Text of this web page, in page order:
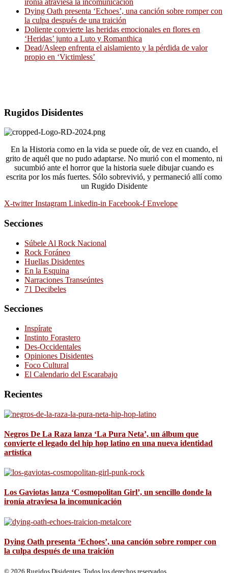
Dying Oath presenta ‘Echoes’, una canción sobre romper con
la culpa después de una traición
Doliente convierte las heridas emocionales en flores en
‘Heridas’ junto a Luto y Romanthica
Dead/Asleep enfrenta el aislamiento y la pérdida de valor
propio en ‘Victimless’
Rugidos Disidentes
En la Historia como en la vida se puede oír, de vez en cuando, el
grito de aquél que no pudo adaptarse. No murió con el momento, ni
sucumbió ante el horror que la historia suele dibujar cuando es
escrita por los más fuertes. Sólo sobrevivió, y permaneció allí como
un Rugido Disidente
X-twitter Instagram Linkedin-in Facebook-f Envelope
Secciones
Súbele Al Rock Nacional
Rock Foráneo
Huellas Disidentes
En la Esquina
Narraciones Transeúntes
71 Decibeles
Secciones
Inspírate
Instinto Forastero
Des-Occidentales
Opiniones Disidentes
Foco Cultural
El Calendario del Escarabajo
Recientes
Negros De La Raza lanza ‘La Pura Neta’, un álbum que
convierte el legado del hip hop latino en una nueva identidad
artística
Los Gaviotas lanza ‘Cosmopolitan Girl’, un sencillo donde la
ironía atraviesa la incomunicación
Dying Oath presenta ‘Echoes’, una canción sobre romper con
la culpa después de una traición
© 2026 Rugidos Disidentes. Todos los derechos reservados.